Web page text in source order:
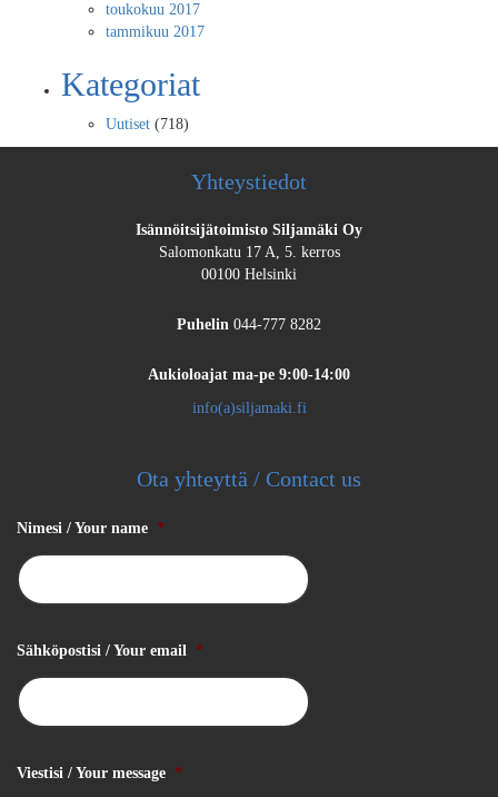
toukokuu 2017
tammikuu 2017
Kategoriat
Uutiset (718)
Yhteystiedot
Isännöitsijätoimisto Siljamäki Oy
Salomonkatu 17 A, 5. kerros
00100 Helsinki
Puhelin 044-777 8282
Aukioloajat ma-pe 9:00-14:00
info(a)siljamaki.fi
Ota yhteyttä / Contact us
Nimesi / Your name *
Sähköpostisi / Your email *
Viestisi / Your message *